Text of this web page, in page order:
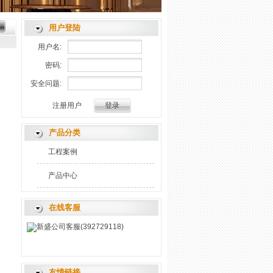
用户登陆
用户名:
密码:
安全问题:
注册用户
产品分类
工程案例
产品中心
在线客服
新盛公司客服(392729118)